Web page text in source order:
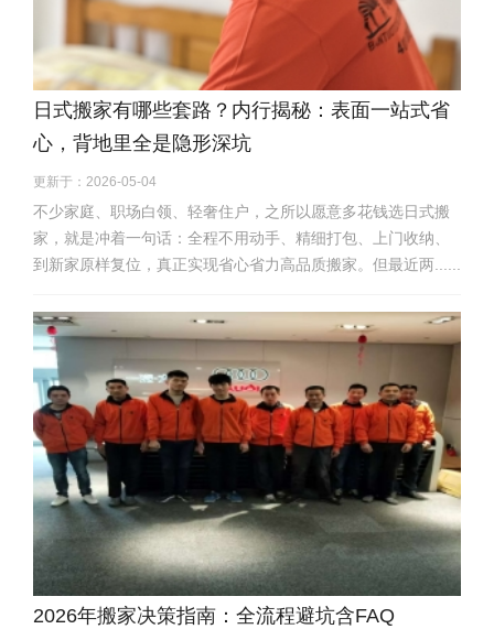
日式搬家有哪些套路？内行揭秘：表面一站式省
心，背地里全是隐形深坑
更新于：2026-05-04
不少家庭、职场白领、轻奢住户，之所以愿意多花钱选日式搬
家，就是冲着一句话：全程不用动手、精细打包、上门收纳、
到新家原样复位，真正实现省心省力高品质搬家。但最近两......
2026年搬家决策指南：全流程避坑含FAQ